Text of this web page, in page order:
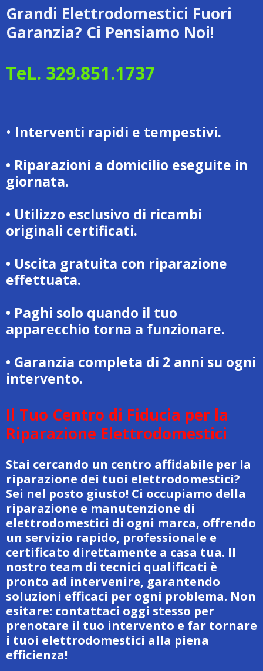
Grandi Elettrodomestici Fuori
Garanzia? Ci Pensiamo Noi!
TeL. 329.851.1737
• Interventi rapidi e tempestivi.
• Riparazioni a domicilio eseguite in
giornata.
• Utilizzo esclusivo di ricambi
originali certificati.
• Uscita gratuita con riparazione
effettuata.
• Paghi solo quando il tuo
apparecchio torna a funzionare.
• Garanzia completa di 2 anni su ogni
intervento.
Il Tuo Centro di Fiducia per la
Riparazione Elettrodomestici
Stai cercando un centro affidabile per la
riparazione dei tuoi elettrodomestici?
Sei nel posto giusto! Ci occupiamo della
riparazione e manutenzione di
elettrodomestici di ogni marca, offrendo
un servizio rapido, professionale e
certificato direttamente a casa tua. Il
nostro team di tecnici qualificati è
pronto ad intervenire, garantendo
soluzioni efficaci per ogni problema. Non
esitare: contattaci oggi stesso per
prenotare il tuo intervento e far tornare
i tuoi elettrodomestici alla piena
efficienza!